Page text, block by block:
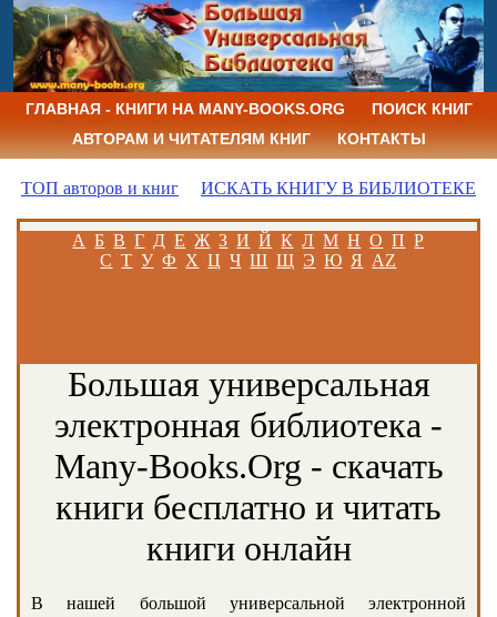
ГЛАВНАЯ - КНИГИ НА MANY-BOOKS.ORG
ПОИСК КНИГ
АВТОРАМ И ЧИТАТЕЛЯМ КНИГ
КОНТАКТЫ
ТОП авторов и книг ИСКАТЬ КНИГУ В БИБЛИОТЕКЕ
А Б В Г Д Е Ж З И Й К Л М Н О П Р
С Т У Ф Х Ц Ч Ш Щ Э Ю Я AZ
Большая универсальная
электронная библиотека -
Many-Books.Org - скачать
книги бесплатно и читать
книги онлайн
В нашей большой универсальной электронной